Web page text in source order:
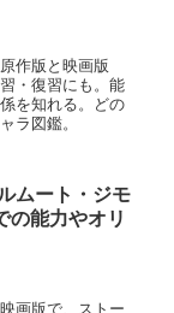
作版と映画版
・復習にも。能
を知れる。どの
ラ図鑑。
ムート・ジモ
の能力やオリ
画版で、ストー